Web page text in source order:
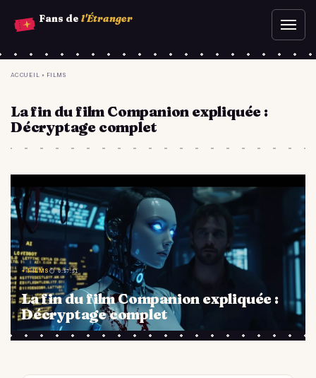
contenu
principal
Fans de l'Étranger
YOU
ARE
HERE
ACCUEIL » FILMS
La fin du film Companion expliquée :
Décryptage complet
✦ FILMS⏱ 0:57:51
La fin du film Companion expliquée :
Décryptage complet